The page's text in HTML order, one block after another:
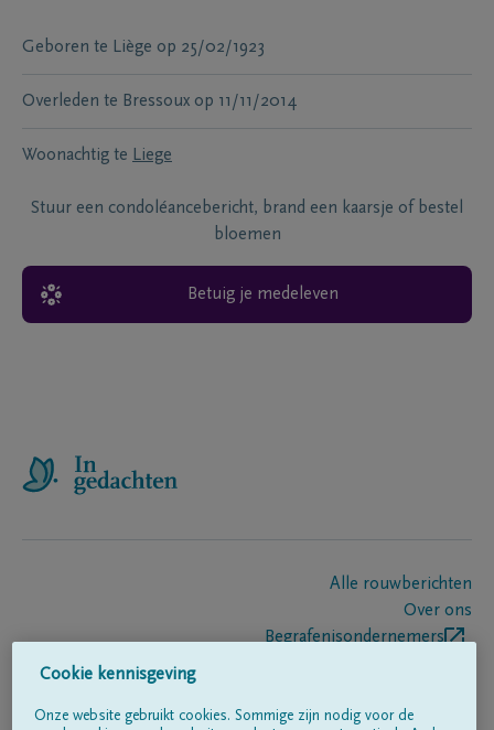
Geboren te Liège op 25/02/1923
Overleden te Bressoux op 11/11/2014
Woonachtig te Liege
Stuur een condoléancebericht, brand een kaarsje of bestel
bloemen
Betuig je medeleven
Alle rouwberichten
Over ons
Begrafenisondernemers
Cookie kennisgeving
Onze website gebruikt cookies. Sommige zijn nodig voor de